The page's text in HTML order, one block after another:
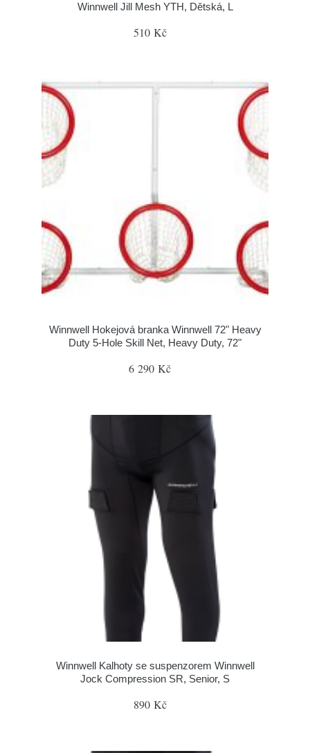
Winnwell Jill Mesh YTH, Dětská, L
510 Kč
Winnwell Hokejová branka Winnwell 72" Heavy
Duty 5-Hole Skill Net, Heavy Duty, 72"
6 290 Kč
Winnwell Kalhoty se suspenzorem Winnwell
Jock Compression SR, Senior, S
890 Kč